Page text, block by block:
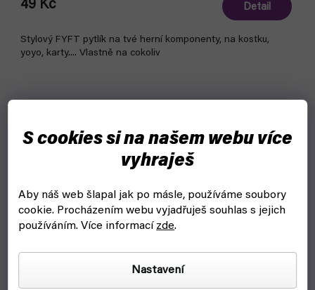
S cookies si na našem webu více
vyhraješ
Aby náš web šlapal jak po másle, používáme soubory
cookie. Procházením webu vyjadřuješ souhlas s jejich
používáním. Více informací zde.
Nastavení
49 Kč Detail
Stylový FYFT pytlík na tvé herní komponenty, na kostku,
yoyo, karty.... Vlastně na cokoliv
Bestseller